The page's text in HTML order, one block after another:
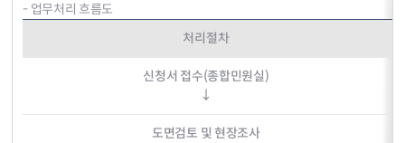
- 업무처리 흐름도
처리절차
신청서 접수(종합민원실)
↓
도면검토 및 현장조사